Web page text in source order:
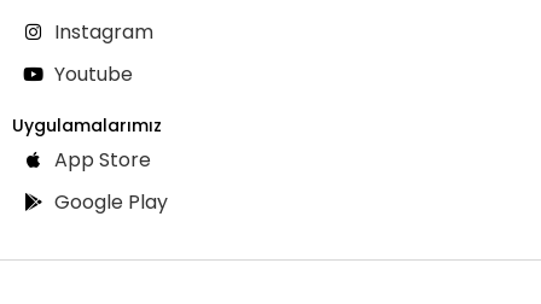
Instagram
Youtube
Uygulamalarımız
App Store
Google Play